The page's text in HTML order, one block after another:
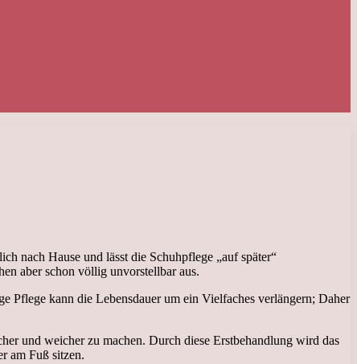
nach Hause und lässt die Schuhpflege „auf später“
aber schon völlig unvorstellbar aus.
Pflege kann die Lebensdauer um ein Vielfaches verlängern; Daher
und weicher zu machen. Durch diese Erstbehandlung wird das
am Fuß sitzen.